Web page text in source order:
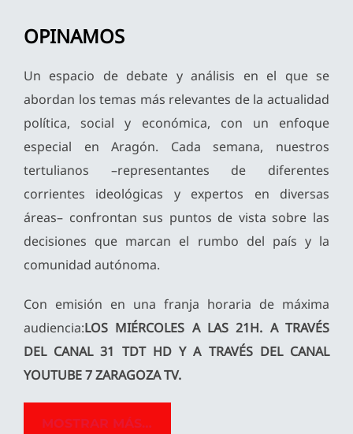
OPINAMOS
Un espacio de debate y análisis en el que se
abordan los temas más relevantes de la actualidad
política, social y económica, con un enfoque
especial en Aragón. Cada semana, nuestros
tertulianos –representantes de diferentes
corrientes ideológicas y expertos en diversas
áreas– confrontan sus puntos de vista sobre las
decisiones que marcan el rumbo del país y la
comunidad autónoma.
Con emisión en una franja horaria de máxima
audiencia:LOS MIÉRCOLES A LAS 21H. A TRAVÉS
DEL CANAL 31 TDT HD Y A TRAVÉS DEL CANAL
YOUTUBE 7 ZARAGOZA TV.
MOSTRAR MÁS…